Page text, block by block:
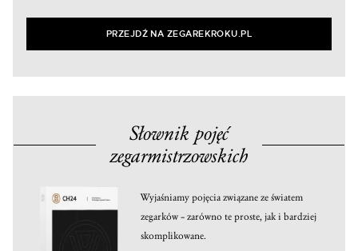
PRZEJDŹ NA ZEGAREKROKU.PL
Słownik pojęć
zegarmistrzowskich
Wyjaśniamy pojęcia związane ze światem
zegarków – zarówno te proste, jak i bardziej
skomplikowane.